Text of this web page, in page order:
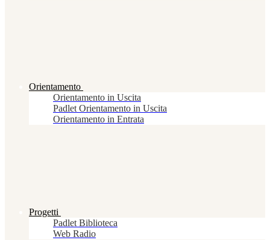
Orientamento
Orientamento in Uscita
Padlet Orientamento in Uscita
Orientamento in Entrata
Progetti
Padlet Biblioteca
Web Radio